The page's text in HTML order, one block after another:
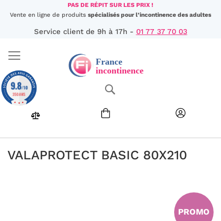
Aller
au
PAS DE RÉPIT SUR LES PRIX !
Vente en ligne de produits spécialisés pour l’incontinence des adultes
Service client de 9h à 17h - 01 77 37 70 03
VALAPROTECT BASIC 80X210
PROMO
9.8/10
350 AVIS